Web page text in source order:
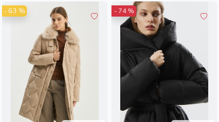
взрослые
- 63 % - 74 %